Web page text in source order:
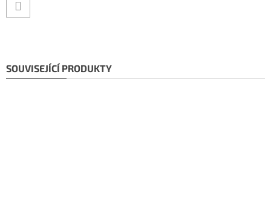
SOUVISEJÍCÍ PRODUKTY